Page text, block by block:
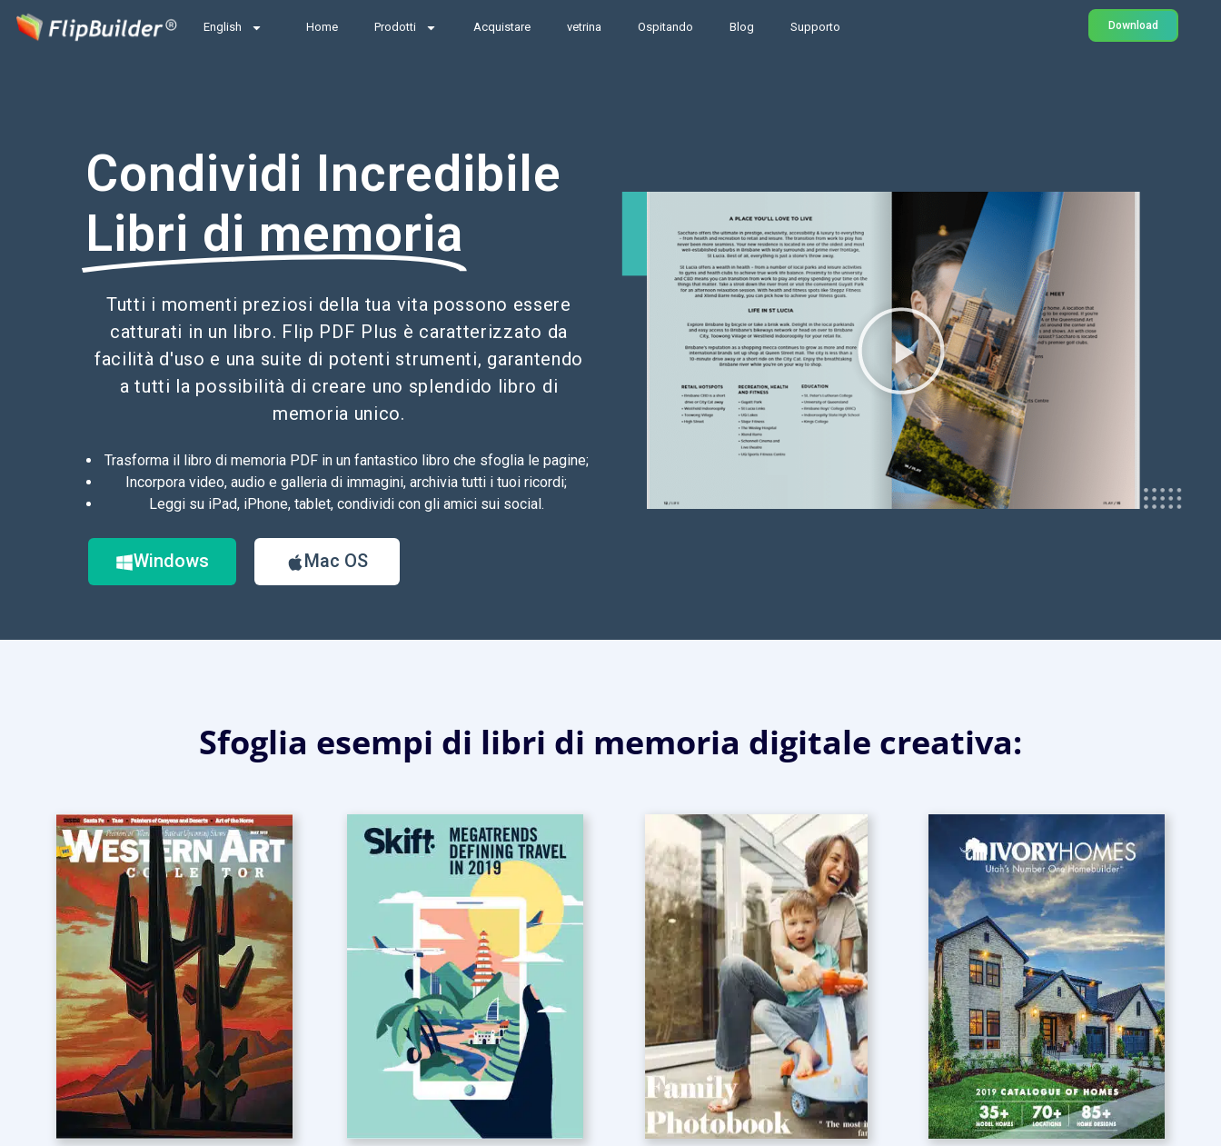
English Home Prodotti Acquistare vetrina Ospitando Blog Supporto Download
Condividi Incredibile
Libri di memoria
Tutti i momenti preziosi della tua vita possono essere
catturati in un libro. Flip PDF Plus è caratterizzato da
facilità d'uso e una suite di potenti strumenti, garantendo
a tutti la possibilità di creare uno splendido libro di
memoria unico.
Trasforma il libro di memoria PDF in un fantastico libro che sfoglia le pagine;
Incorpora video, audio e galleria di immagini, archivia tutti i tuoi ricordi;
Leggi su iPad, iPhone, tablet, condividi con gli amici sui social.
Windows Mac OS
Sfoglia esempi di libri di memoria digitale creativa: